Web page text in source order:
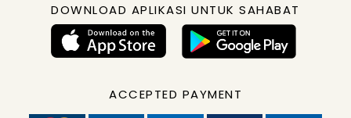
DOWNLOAD APLIKASI UNTUK SAHABAT
ACCEPTED PAYMENT